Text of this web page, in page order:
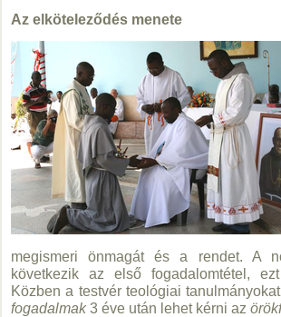
Az elköteleződés menete
megismeri önmagát és a rendet. A
következik az első fogadalomtétel,
Közben a testvér teológiai
fogadalmak3 éve után lehet kérni az